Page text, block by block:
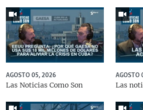
AGOSTO 05, 2026
Las Noticias Como Son
Las